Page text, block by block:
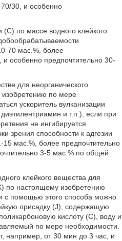
30, и особенно
по массе водного клейкого
70 мас.%, более
особенно предпочтительно 30-
для неорганического
по мере
ускоритель вулканизации
и т.п.), если при
не ингибируется.
зрения способности к адгезии
15 мас.%, более предпочтительно
3-5 мас.% по общей
клейкого вещества для
по настоящему изобретению
с помощью этого способа можно
присадку (J), содержащую
кислоту (C), воду и
по мере необходимости.
например, от 30 мин до 3 час, и